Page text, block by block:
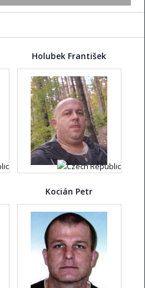
Holubek František
Kocián Petr